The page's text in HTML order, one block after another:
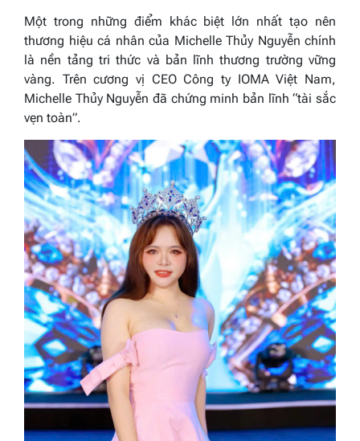
Một trong những điểm khác biệt lớn nhất tạo nên
thương hiệu cá nhân của Michelle Thủy Nguyễn chính
là nền tảng tri thức và bản lĩnh thương trường vững
vàng. Trên cương vị CEO Công ty IOMA Việt Nam,
Michelle Thủy Nguyễn đã chứng minh bản lĩnh “tài sắc
vẹn toàn”.